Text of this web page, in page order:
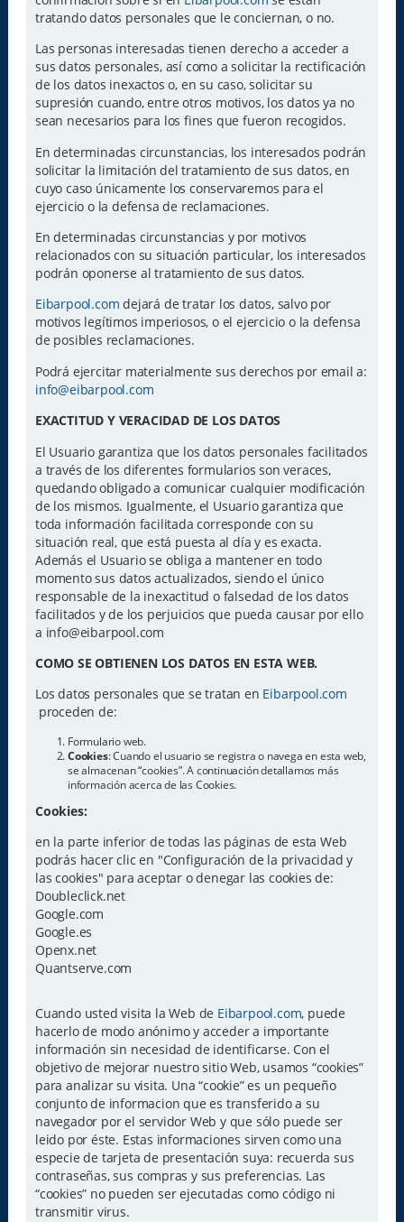
tratando datos personales que le conciernan, o no.
Las personas interesadas tienen derecho a acceder a
sus datos personales, así como a solicitar la rectificación
de los datos inexactos o, en su caso, solicitar su
supresión cuando, entre otros motivos, los datos ya no
sean necesarios para los fines que fueron recogidos.
En determinadas circunstancias, los interesados podrán
solicitar la limitación del tratamiento de sus datos, en
cuyo caso únicamente los conservaremos para el
ejercicio o la defensa de reclamaciones.
En determinadas circunstancias y por motivos
relacionados con su situación particular, los interesados
podrán oponerse al tratamiento de sus datos.
Eibarpool.com dejará de tratar los datos, salvo por
motivos legítimos imperiosos, o el ejercicio o la defensa
de posibles reclamaciones.
Podrá ejercitar materialmente sus derechos por email a:
info@eibarpool.com
EXACTITUD Y VERACIDAD DE LOS DATOS
El Usuario garantiza que los datos personales facilitados
a través de los diferentes formularios son veraces,
quedando obligado a comunicar cualquier modificación
de los mismos. Igualmente, el Usuario garantiza que
toda información facilitada corresponde con su
situación real, que está puesta al día y es exacta.
Además el Usuario se obliga a mantener en todo
momento sus datos actualizados, siendo el único
responsable de la inexactitud o falsedad de los datos
facilitados y de los perjuicios que pueda causar por ello
a info@eibarpool.com
COMO SE OBTIENEN LOS DATOS EN ESTA WEB.
Los datos personales que se tratan en Eibarpool.com
proceden de:
Formulario web.
Cookies: Cuando el usuario se registra o navega en esta web,
se almacenan “cookies”. A continuación detallamos más
información acerca de las Cookies.
Cookies:
en la parte inferior de todas las páginas de esta Web
podrás hacer clic en "Configuración de la privacidad y
las cookies" para aceptar o denegar las cookies de:
Doubleclick.net
Google.com
Google.es
Openx.net
Quantserve.com
Cuando usted visita la Web de Eibarpool.com, puede
hacerlo de modo anónimo y acceder a importante
información sin necesidad de identificarse. Con el
objetivo de mejorar nuestro sitio Web, usamos “cookies”
para analizar su visita. Una “cookie” es un pequeño
conjunto de informacion que es transferido a su
navegador por el servidor Web y que sólo puede ser
leido por éste. Estas informaciones sirven como una
especie de tarjeta de presentación suya: recuerda sus
contraseñas, sus compras y sus preferencias. Las
“cookies” no pueden ser ejecutadas como código ni
transmitir virus.